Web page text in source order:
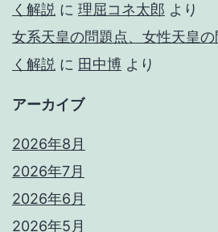
く解説 に 理屈コネ太郎 より
女系天皇の問題点、女性天皇
く解説 に 田中博 より
アーカイブ
2026年8月
2026年7月
2026年6月
2026年5月